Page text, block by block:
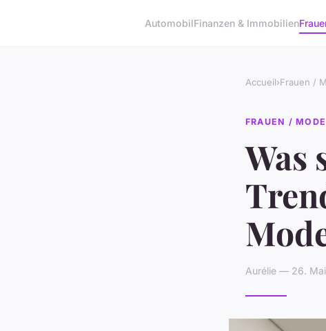
AutomobilFinanzen & Immobilien
Accueil›Frauen /
FRAUEN / MODE
Was
Aurélie — 26.